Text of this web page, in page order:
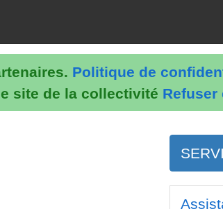
Politique de
site de la collectivité Refuser